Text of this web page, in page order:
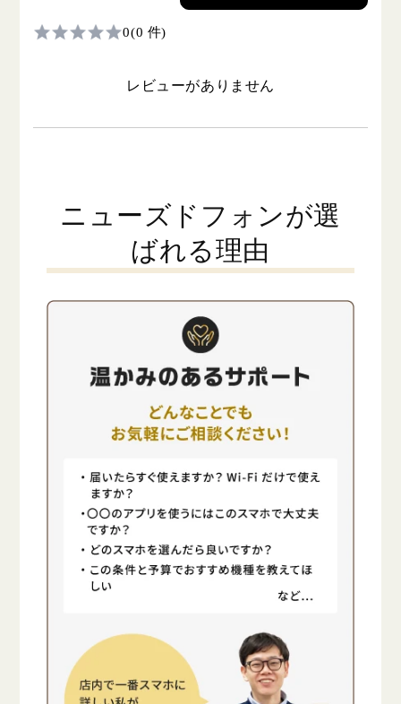
0(0 件)
レビューがありません
ニューズドフォンが選
ばれる理由